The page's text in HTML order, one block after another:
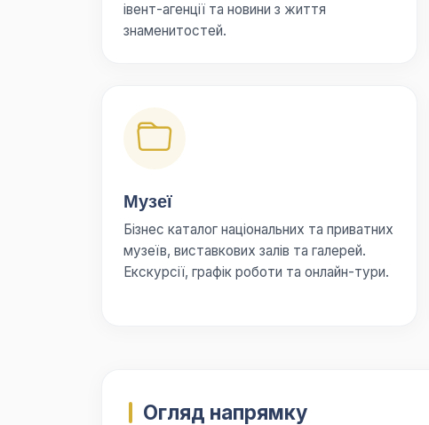
івент-агенції та новини з життя
знаменитостей.
Музеї
Бізнес каталог національних та приватних
музеїв, виставкових залів та галерей.
Екскурсії, графік роботи та онлайн-тури.
Огляд напрямку